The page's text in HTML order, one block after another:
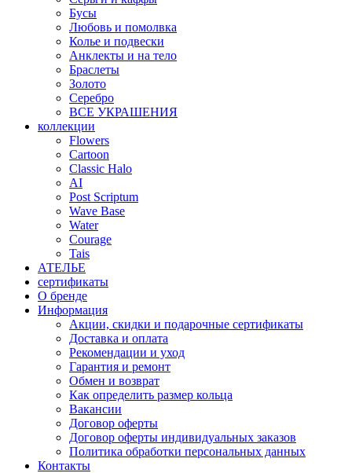
Бусы
Любовь и помолвка
Колье и подвески
Анклекты и на тело
Браслеты
Золото
Серебро
ВСЕ УКРАШЕНИЯ
коллекции
Flowers
Cartoon
Classic Halo
AI
Post Scriptum
Wave Base
Water
Courage
Tais
АТЕЛЬЕ
сертификаты
О бренде
Информация
Акции, скидки и подарочные сертификаты
Доставка и оплата
Рекомендации и уход
Гарантия и ремонт
Обмен и возврат
Как определить размер кольца
Вакансии
Договор оферты
Договор оферты индивидуальных заказов
Политика обработки персональных данных
Контакты